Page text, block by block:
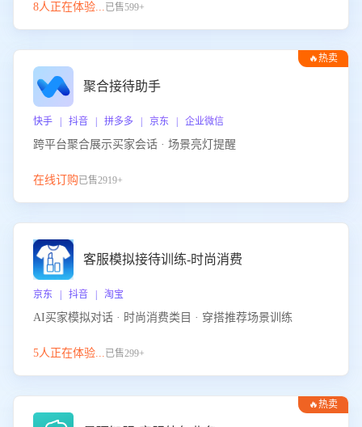
8人正在体验...已售599+
🔥热卖
聚合接待助手
快手 | 抖音 | 拼多多 | 京东 | 企业微信
跨平台聚合展示买家会话 · 场景亮灯提醒
在线订购已售2919+
客服模拟接待训练-时尚消费
京东 | 抖音 | 淘宝
AI买家模拟对话 · 时尚消费类目 · 穿搭推荐场景训练
5人正在体验...已售299+
🔥热卖